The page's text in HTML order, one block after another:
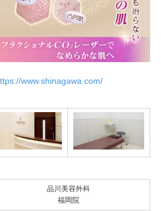
www.shinagawa.com/
品川美容外科
福岡院